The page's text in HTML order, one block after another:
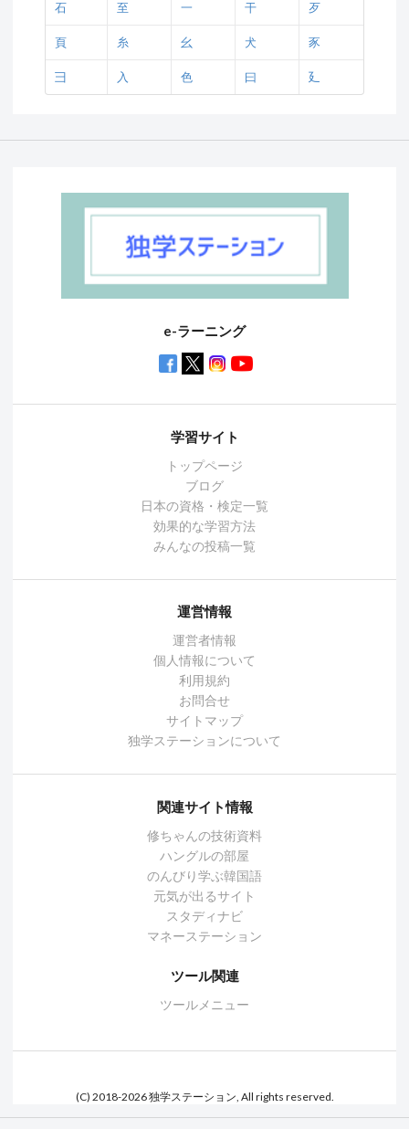
石 至 一 干 歹
頁 糸 幺 犬 豕
彐 入 色 曰 廴
e-ラーニング
学習サイト
トップページ
ブログ
日本の資格・検定一覧
効果的な学習方法
みんなの投稿一覧
運営情報
運営者情報
個人情報について
利用規約
お問合せ
サイトマップ
独学ステーションについて
関連サイト情報
修ちゃんの技術資料
ハングルの部屋
のんびり学ぶ韓国語
元気が出るサイト
スタディナビ
マネーステーション
ツール関連
ツールメニュー
(C) 2018-2026 独学ステーション, All rights reserved.